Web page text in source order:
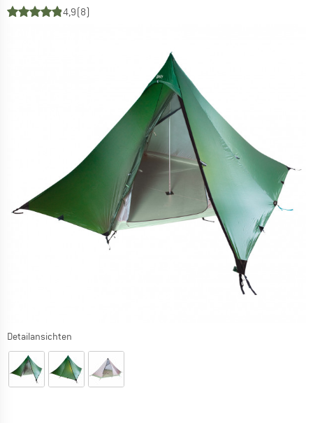
4,9(8)
Detailansichten